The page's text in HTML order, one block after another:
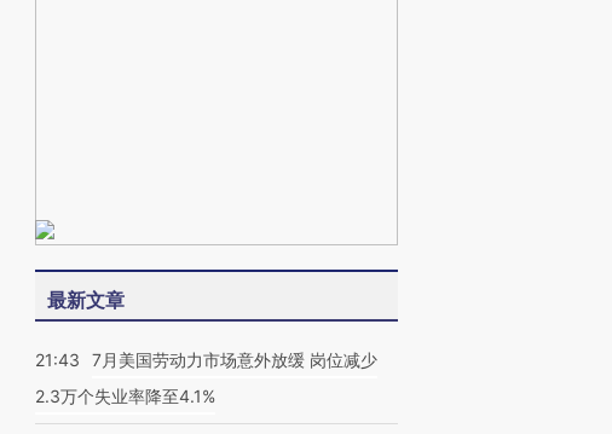
最新文章
21:43
7月美国劳动力市场意外放缓 岗位减少
2.3万个失业率降至4.1%